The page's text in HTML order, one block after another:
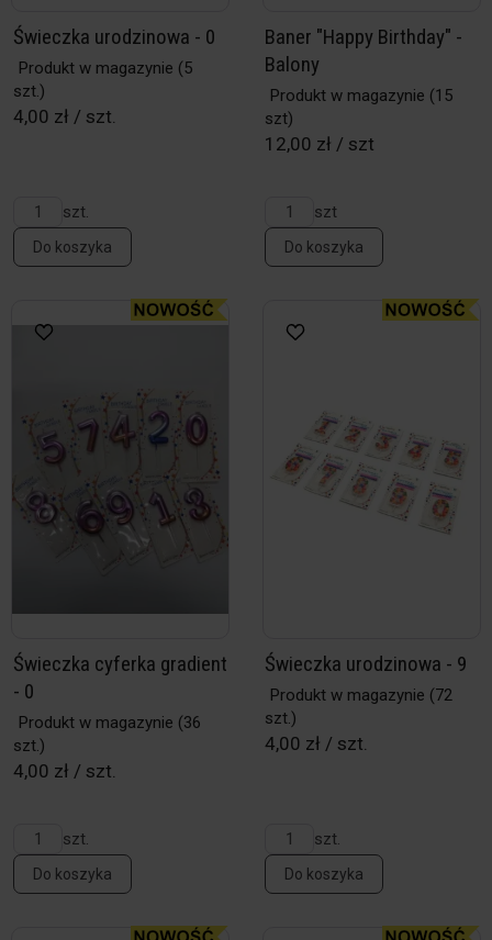
Świeczka urodzinowa - 0
Produkt w magazynie (5
szt.)
4,00 zł / szt.
szt.
Do koszyka
Baner "Happy Birthday" -
Balony
Produkt w magazynie (15
szt)
12,00 zł / szt
szt
Do koszyka
Świeczka cyferka gradient
- 0
Produkt w magazynie (36
szt.)
4,00 zł / szt.
szt.
Do koszyka
Świeczka urodzinowa - 9
Produkt w magazynie (72
szt.)
4,00 zł / szt.
szt.
Do koszyka